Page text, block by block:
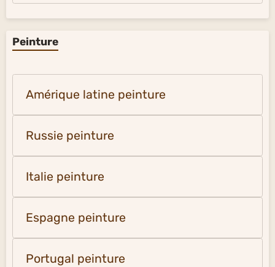
Peinture
Amérique latine peinture
Russie peinture
Italie peinture
Espagne peinture
Portugal peinture